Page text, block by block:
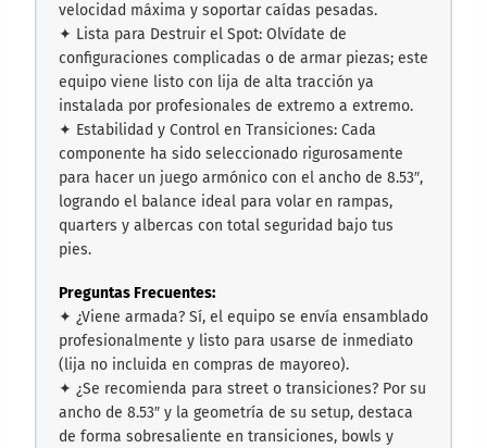
velocidad máxima y soportar caídas pesadas.
✦ Lista para Destruir el Spot: Olvídate de
configuraciones complicadas o de armar piezas; este
equipo viene listo con lija de alta tracción ya
instalada por profesionales de extremo a extremo.
✦ Estabilidad y Control en Transiciones: Cada
componente ha sido seleccionado rigurosamente
para hacer un juego armónico con el ancho de 8.53″,
logrando el balance ideal para volar en rampas,
quarters y albercas con total seguridad bajo tus
pies.
Preguntas Frecuentes:
✦ ¿Viene armada? Sí, el equipo se envía ensamblado
profesionalmente y listo para usarse de inmediato
(lija no incluida en compras de mayoreo).
✦ ¿Se recomienda para street o transiciones? Por su
ancho de 8.53″ y la geometría de su setup, destaca
de forma sobresaliente en transiciones, bowls y